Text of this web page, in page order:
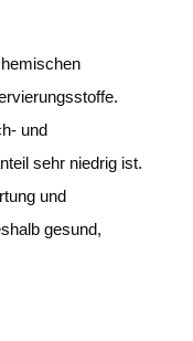
und
sehr niedrig ist.
und
gesund,